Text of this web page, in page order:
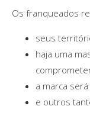
Os franqueados
seus
haja uma
a marca
e outros